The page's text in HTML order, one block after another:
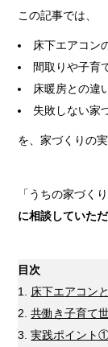
この記事では、
床下エアコン
間取りや子育
床暖房との違
失敗しない家
を、家づくりの
「うちの家づく
に相談していただ
目次
床下エアコン
共働き子育て
実践ポイント